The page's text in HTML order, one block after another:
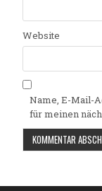
Website
Name, E-Mail-
für meinen